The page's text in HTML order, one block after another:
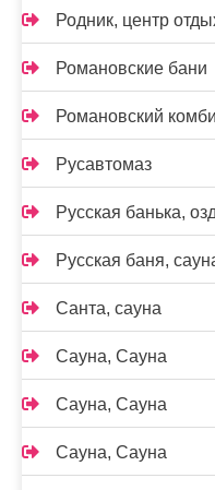
Родник, центр
Романовские бани
Романовский
Русавтомаз
Русская банька,
Русская баня,
Санта, сауна
Сауна, Сауна
Сауна, Сауна
Сауна, Сауна